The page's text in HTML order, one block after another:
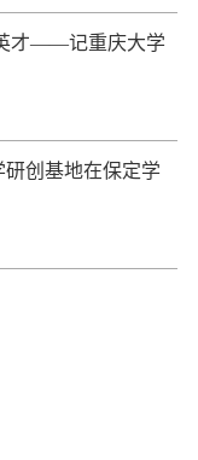
才——记重庆大学
创基地在保定学